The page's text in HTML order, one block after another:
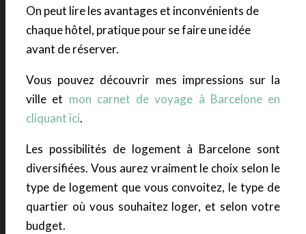
On peut lire les avantages et inconvénients de
chaque hôtel, pratique pour se faire une idée
avant de réserver.
Vous pouvez découvrir mes impressions sur la
ville et mon carnet de voyage à Barcelone en
cliquant ici.
Les possibilités de logement à Barcelone sont
diversifiées. Vous aurez vraiment le choix selon le
type de logement que vous convoitez, le type de
quartier où vous souhaitez loger, et selon votre
budget.